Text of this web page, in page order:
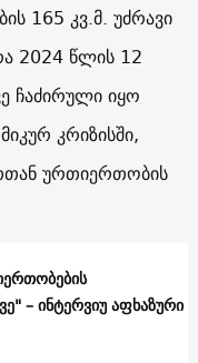
165 კვ.მ. უძრავი
2024 წლის 12
ჩაძირული იყო
კრიზისში,
ურთიერთობის
– ინტერვიუ აფხაზური